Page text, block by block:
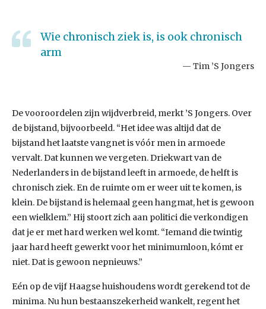
Wie chronisch ziek is, is ook chronisch
arm
Tim ’S Jongers
De vooroordelen zijn wijdverbreid, merkt ’S Jongers. Over
de bijstand, bijvoorbeeld. “Het idee was altijd dat de
bijstand het laatste vangnet is vóór men in armoede
vervalt. Dat kunnen we vergeten. Driekwart van de
Nederlanders in de bijstand leeft in armoede, de helft is
chronisch ziek. En de ruimte om er weer uit te komen, is
klein. De bijstand is helemaal geen hangmat, het is gewoon
een wielklem.” Hij stoort zich aan politici die verkondigen
dat je er met hard werken wel komt. “Iemand die twintig
jaar hard heeft gewerkt voor het minimumloon, kómt er
niet. Dat is gewoon nepnieuws.”
Eén op de vijf Haagse huishoudens wordt gerekend tot de
minima. Nu hun bestaanszekerheid wankelt, regent het